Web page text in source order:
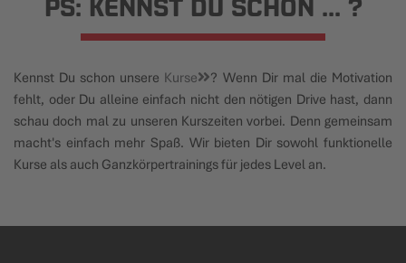
PS: KENNST DU SCHON ... ?
Kennst Du schon unsere Kurse
? Wenn Dir mal die Motivation
fehlt, oder Du alleine einfach nicht den nötigen Drive hast, dann
schau doch mal zu unseren Kurszeiten vorbei. Denn gemeinsam
macht's einfach mehr Spaß. Wir bieten Dir sowohl funktionelle
Kurse als auch Ganzkörpertrainings für jedes Level an.